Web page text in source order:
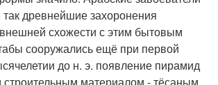
так древнейшие захоронения
схожести с этим бытовым
сооружались ещё при первой
до н. э. появление пирамид